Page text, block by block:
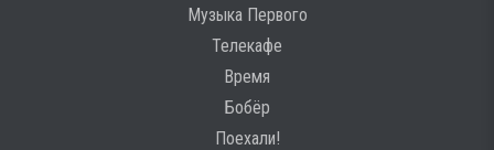
Музыка Первого
Телекафе
Время
Бобёр
Поехали!